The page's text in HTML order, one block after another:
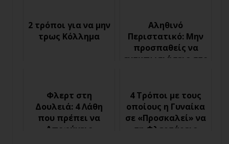
2 τρόποι για να μην
τρως Κόλλημα
Αληθινό
Περιστατικό: Μην
προσπαθείς να
εντυπωσιάσεις στο
Φλερτ στη
Δουλειά: 4 Λάθη
που πρέπει να
Αποφύγεις
4 Τρόποι με τους
οποίους η Γυναίκα
σε «Προσκαλεί» να
τη Φλερτάρεις